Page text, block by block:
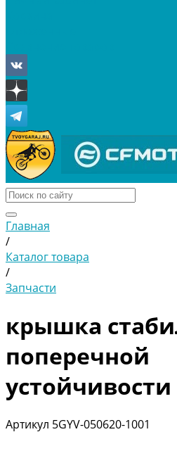
Главная
/
Каталог товара
/
Запчасти
крышка
поперечной
устойчивости
Артикул 5GYV-050620-1001